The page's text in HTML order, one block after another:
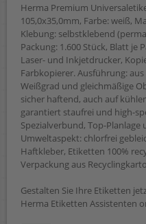
Herma Premium
105,0x35,0mm, Farbe: weiß,
Klebung: selbstklebend
Packung: 1.600 Stück, Blatt je
Laser- und Inkjetdrucker,
Farbkopierer. Ausführung:
Weißgrad und gleichmäßige
sicher haftend, auch auf
garantiert staufrei und high-
Spezialverbund, Top-
Umweltaspekt: chlorfrei
Haftkleber, Etiketten 100%
Verpackung aus
Gestalten Sie Ihre Etiketten
Herma Etiketten Assistenten